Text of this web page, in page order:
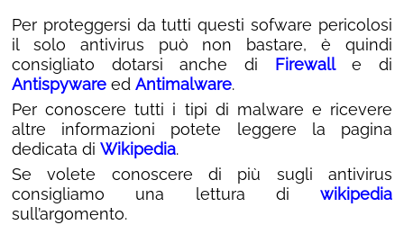
Per proteggersi da tutti questi sofware pericolosi
il solo antivirus può non bastare, è quindi
consigliato dotarsi anche di Firewalle di
Antispyware ed Antimalware.
Per conoscere tutti i tipi di malware e ricevere
altre informazioni potete leggere la pagina
dedicata di Wikipedia.
Se volete conoscere di più sugli antivirus
consigliamo una lettura di wikipedia
sull’argomento.